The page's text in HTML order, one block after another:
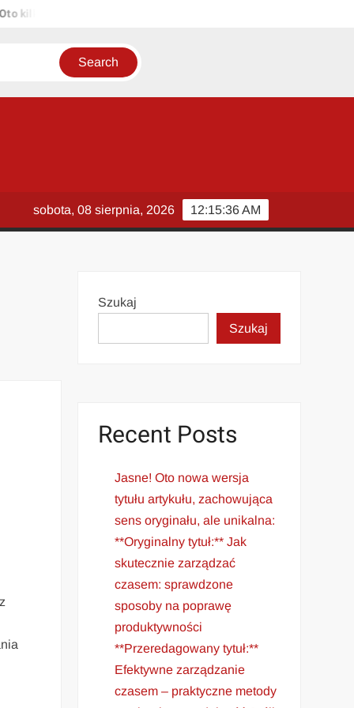
propozycji unikalnych tytułów zachowujących sens
12:15:37 AM
sobota, 08 sierpnia, 2026
Szukaj
Szukaj
Recent Posts
Jasne! Oto nowa wersja
tytułu artykułu, zachowująca
sens oryginału, ale unikalna:
**Oryginalny tytuł:** Jak
skutecznie zarządzać
czasem: sprawdzone
sposoby na poprawę
produktywności
**Przeredagowany tytuł:**
Efektywne zarządzanie
czasem – praktyczne metody